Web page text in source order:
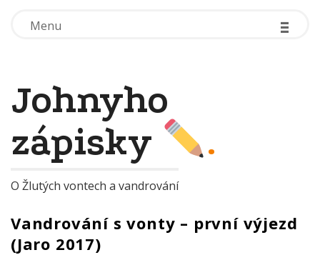
Menu -
-
-
Menu -
-
-
Johnyho
zápisky
.
O Žlutých vontech a vandrování
Vandrování s vonty – první výjezd
(Jaro 2017)